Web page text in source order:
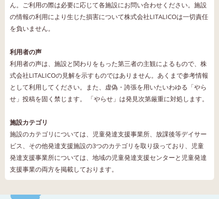
ん。ご利用の際は必要に応じて各施設にお問い合わせください。施設
の情報の利用により生じた損害について株式会社LITALICOは一切責任
を負いません。
利用者の声
利用者の声は、施設と関わりをもった第三者の主観によるもので、株
式会社LITALICOの見解を示すものではありません。あくまで参考情報
として利用してください。また、虚偽・誇張を用いたいわゆる「やら
せ」投稿を固く禁じます。 「やらせ」は発見次第厳重に対処します。
施設カテゴリ
施設のカテゴリについては、児童発達支援事業所、放課後等デイサー
ビス、その他発達支援施設の3つのカテゴリを取り扱っており、児童
発達支援事業所については、地域の児童発達支援センターと児童発達
支援事業の両方を掲載しております。